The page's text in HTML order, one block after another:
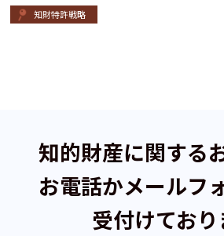
知財特許戦略
知的財産に関する
お電話かメールフ
受付けてお